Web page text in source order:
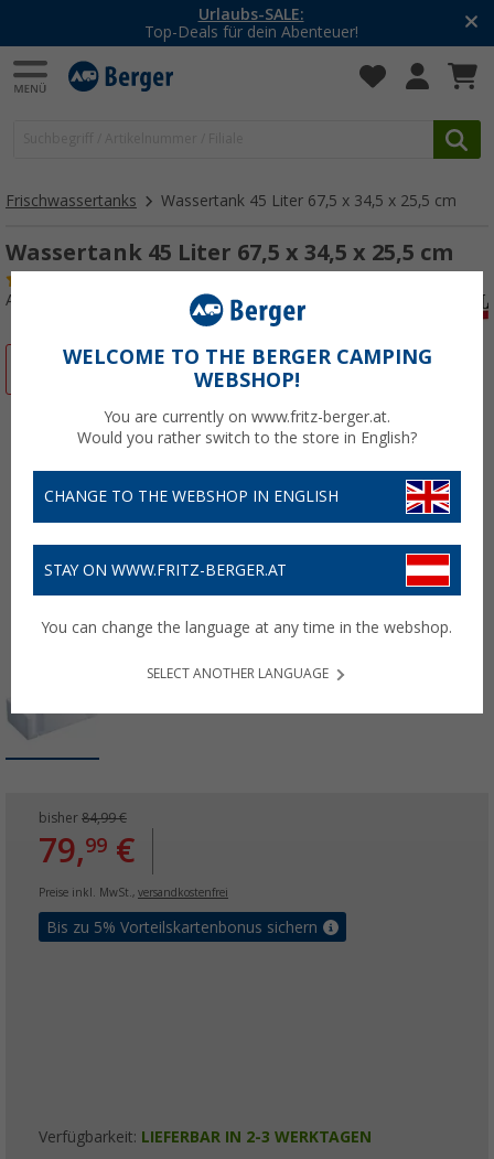
Urlaubs-SALE:
Top-Deals für dein Abenteuer!
Frischwassertanks Wassertank 45 Liter 67,5 x 34,5 x 25,5 cm
Wassertank 45 Liter 67,5 x 34,5 x 25,5 cm
Art.-Nr.: 115720
bisher 84,99 €
79,99 €
Preise inkl. MwSt., versandkostenfrei
Bis zu 5% Vorteilskartenbonus sichern
Verfügbarkeit: LIEFERBAR IN 2-3 WERKTAGEN
WELCOME TO THE BERGER CAMPING
WEBSHOP!
You are currently on www.fritz-berger.at.
Would you rather switch to the store in English?
CHANGE TO THE WEBSHOP IN ENGLISH
STAY ON WWW.FRITZ-BERGER.AT
You can change the language at any time in the webshop.
SELECT ANOTHER LANGUAGE